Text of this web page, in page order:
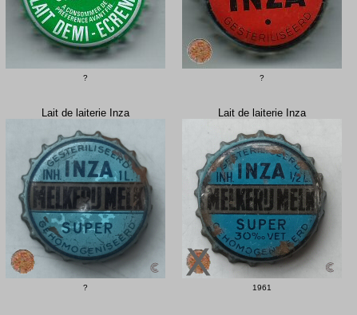
? ?
Lait de laiterie Inza
?
Lait de laiterie Inza
1961